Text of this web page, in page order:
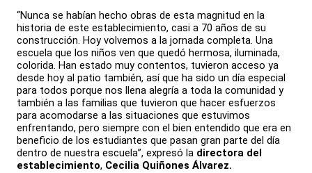
“Nunca se habían hecho obras de esta magnitud en la
historia de este establecimiento, casi a 70 años de su
construcción. Hoy volvemos a la jornada completa. Una
escuela que los niños ven que quedó hermosa, iluminada,
colorida. Han estado muy contentos, tuvieron acceso ya
desde hoy al patio también, así que ha sido un día especial
para todos porque nos llena alegría a toda la comunidad y
también a las familias que tuvieron que hacer esfuerzos
para acomodarse a las situaciones que estuvimos
enfrentando, pero siempre con el bien entendido que era en
beneficio de los estudiantes que pasan gran parte del día
dentro de nuestra escuela”, expresó la directora del
establecimiento, Cecilia Quiñones Álvarez.